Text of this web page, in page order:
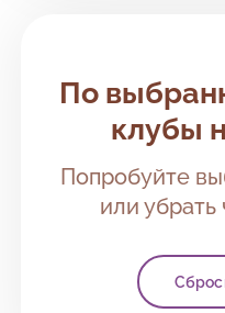
Московский
Невский район
Петроградский
Пушкинский
По
клубы
Попробуйте
или убрать